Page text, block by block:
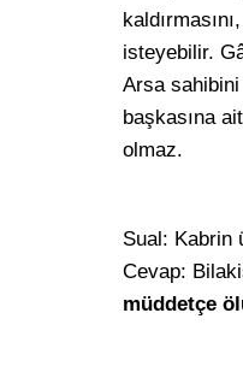
isteyebilir.
Arsa sahibini
başkasına
olmaz.
Sual: Kabrin
Cevap:
müddetçe